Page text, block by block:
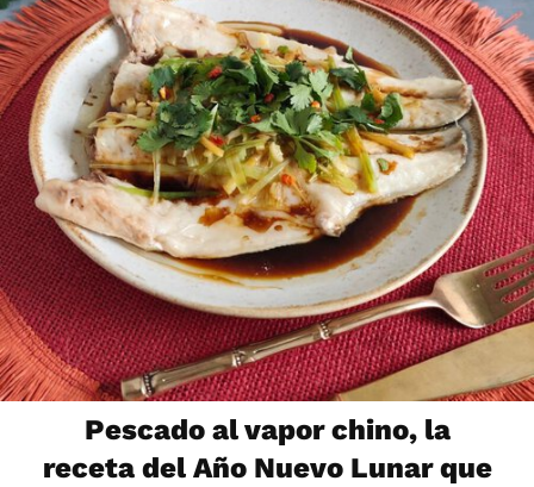
Pescado al vapor chino, la
receta del Año Nuevo Lunar que